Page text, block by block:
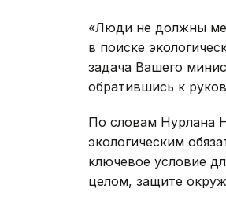
«Люди не должны
в поиске
задача Вашего
обратившись к
По словам Нурлана
экологическим
ключевое условие
целом, защите